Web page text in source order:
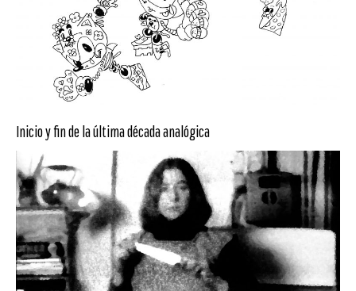
Inicio y fin de la última década analógica